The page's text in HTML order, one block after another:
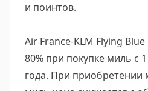
и поинтов.
Air France-KLM Flying
80% при покупке миль с
года. При приобретении